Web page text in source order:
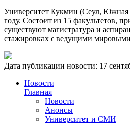
Университет Кукмин (Сеул, Южная
году. Состоит из 15 факультетов,
существуют магистратура и
стажировках с ведущими
Дата публикации новости: 17
Новости
Главная
Новости
Анонсы
Университет и СМИ